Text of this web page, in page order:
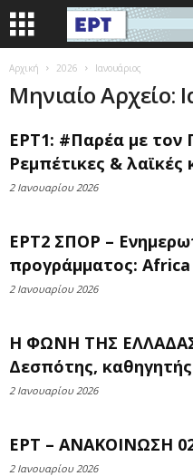
Αρχική 2026 Ιανουάριος
Μηνιαίο Αρχείο:
ΕΡΤ1: #Παρέα με τον
Ρεμπέτικες & λαϊκές
2 Ιανουαρίου 2026
ΕΡΤ2 ΣΠΟΡ –
προγράμματος:
2 Ιανουαρίου 2026
Η ΦΩΝΗ ΤΗΣ
Δεσπότης,
2 Ιανουαρίου 2026
ΕΡΤ – ΑΝΑΚΟΙΝΩΣΗ
2 Ιανουαρίου 2026